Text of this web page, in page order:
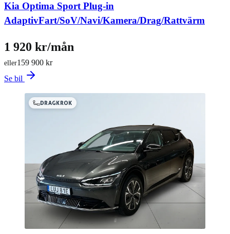
Kia Optima Sport Plug-in
AdaptivFart/SoV/Navi/Kamera/Drag/Rattvärm
159 900 kr
eller
1 920 kr/mån
Se bil
DRAGKROK